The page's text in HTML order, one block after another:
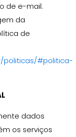
de e-mail.
da
de
politicas/#politica-
dados
os serviços